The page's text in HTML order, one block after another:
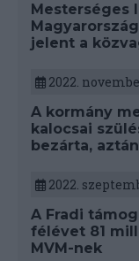
Mesterséges
jelent a
2022.
A kormány
kalocsai
bezárta,
2022.
A Fradi
félévet 81
MVM-nek